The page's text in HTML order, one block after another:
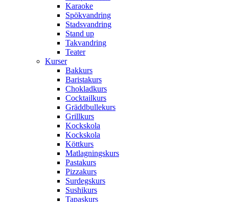
Karaoke
Spökvandring
Stadsvandring
Stand up
Takvandring
Teater
Kurser
Bakkurs
Baristakurs
Chokladkurs
Cocktailkurs
Gräddbullekurs
Grillkurs
Kockskola
Kockskola
Köttkurs
Matlagningskurs
Pastakurs
Pizzakurs
Surdegskurs
Sushikurs
Tapaskurs